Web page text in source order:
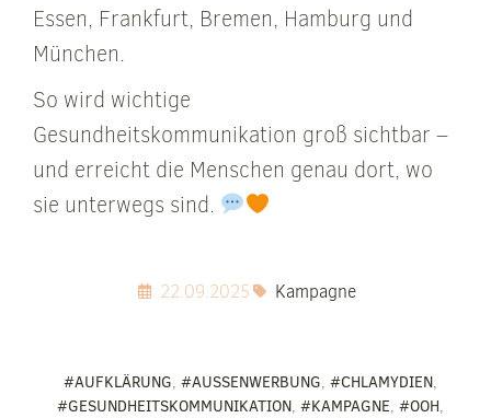
Essen, Frankfurt, Bremen, Hamburg und
München.
So wird wichtige
Gesundheitskommunikation groß sichtbar –
und erreicht die Menschen genau dort, wo
sie unterwegs sind.
22.09.2025 Kampagne
#AUFKLÄRUNG,#AUSSENWERBUNG ,#CHLAMYDIEN,
#GESUNDHEITSKOMMUNIKATION,#KAMPAGNE,#OOH,